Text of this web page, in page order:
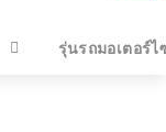
รุ่นรถมอเตอร์ไ